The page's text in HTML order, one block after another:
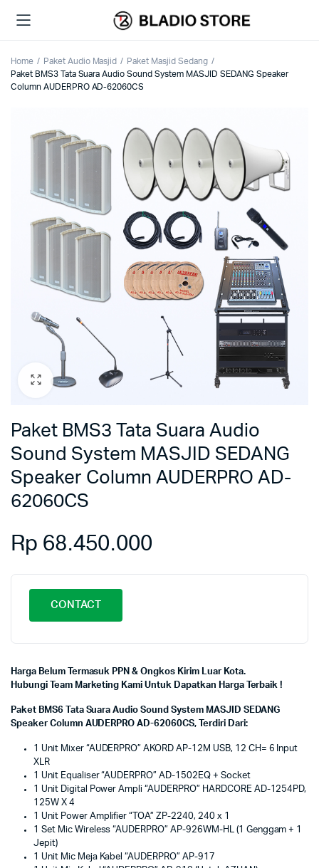
Home Paket Audio Masjid
Paket Masjid Sedang
Paket BMS3 Tata Suara Audio Sound System MASJID SEDANG Speaker
Column AUDERPRO AD-62060CS
Paket BMS3 Tata Suara Audio
Sound System MASJID SEDANG
Speaker Column AUDERPRO AD-
62060CS
Rp 68.450.000
CONTACT
Harga Belum Termasuk PPN & Ongkos Kirim Luar Kota.
Hubungi Team Marketing Kami Untuk Dapatkan Harga Terbaik !
Paket BMS6 Tata Suara Audio Sound System MASJID SEDANG
Speaker Column AUDERPRO AD-62060CS, Terdiri Dari:
1 Unit Mixer “AUDERPRO” AKORD AP-12M USB, 12 CH= 6 Input
XLR
1 Unit Equaliser “AUDERPRO” AD-1502EQ + Socket
1 Unit Digital Power Ampli “AUDERPRO” HARDCORE AD-1254PD,
125W X 4
1 Unit Power Amplifier “TOA” ZP-2240, 240 x 1
1 Set Mic Wireless “AUDERPRO” AP-926WM-HL (1 Genggam + 1
Jepit)
1 Unit Mic Meja Kabel “AUDERPRO” AP-917